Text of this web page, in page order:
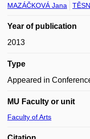
MAZÁČKOVÁ Jana
Year of publication
2013
Type
Appeared in
MU Faculty or unit
Faculty of Arts